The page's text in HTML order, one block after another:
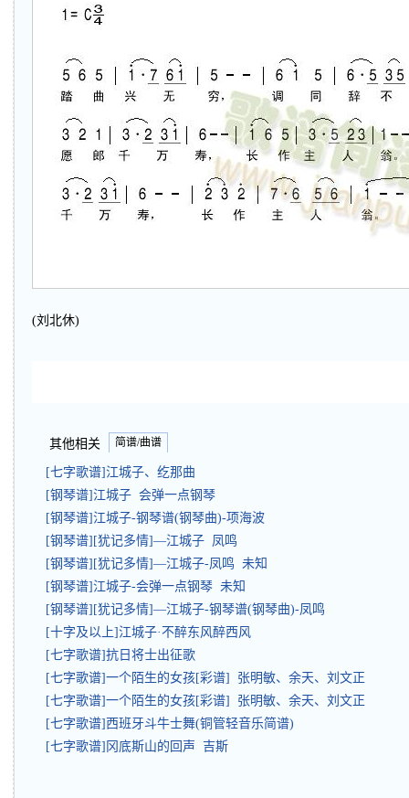
(刘北休)
其他相关 简谱/曲谱
[七字歌谱]江城子、纥那曲
[钢琴谱]江城子 会弹一点钢琴
[钢琴谱]江城子-钢琴谱(钢琴曲)-项海波
[钢琴谱][犹记多情]—江城子 凤鸣
[钢琴谱][犹记多情]—江城子-凤鸣 未知
[钢琴谱]江城子-会弹一点钢琴 未知
[钢琴谱][犹记多情]—江城子-钢琴谱(钢琴曲)-凤鸣
[十字及以上]江城子·不醉东风醉西风
[七字歌谱]抗日将士出征歌
[七字歌谱]一个陌生的女孩[彩谱] 张明敏、余天、刘文正
[七字歌谱]一个陌生的女孩[彩谱] 张明敏、余天、刘文正
[七字歌谱]西班牙斗牛士舞(铜管轻音乐简谱)
[七字歌谱]冈底斯山的回声 吉斯